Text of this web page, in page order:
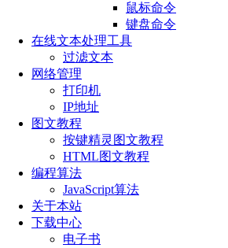
鼠标命令
键盘命令
在线文本处理工具
过滤文本
网络管理
打印机
IP地址
图文教程
按键精灵图文教程
HTML图文教程
编程算法
JavaScript算法
关于本站
下载中心
电子书